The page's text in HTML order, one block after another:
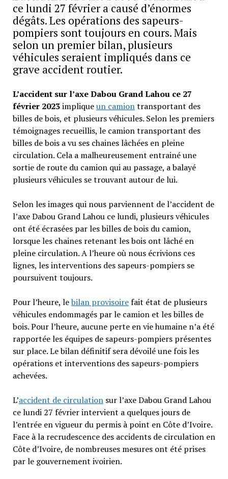
ce lundi 27 février a causé d’énormes
dégâts. Les opérations des sapeurs-
pompiers sont toujours en cours. Mais
selon un premier bilan, plusieurs
véhicules seraient impliqués dans ce
grave accident routier.
L’accident sur l’axe Dabou Grand Lahou ce 27
février 2023impliqueun camiontransportant des
billes de bois, et plusieurs véhicules. Selon les premiers
témoignages recueillis, le camion transportant des
billes de bois a vu ses chaines lâchées en pleine
circulation. Cela a malheureusement entrainé une
sortie de route du camion qui au passage, a balayé
plusieurs véhicules se trouvant autour de lui.
Selon les images qui nous parviennent de l’accident de
l’axe Dabou Grand Lahou ce lundi, plusieurs véhicules
ont été écrasées par les billes de bois du camion,
lorsque les chaines retenant les bois ont lâché en
pleine circulation. A l’heure où nous écrivions ces
lignes, les interventions des sapeurs-pompiers se
poursuivent toujours.
Pour l’heure, lebilan provisoirefait état de plusieurs
véhicules endommagés par le camion et les billes de
bois. Pour l’heure, aucune perte en vie humaine n’a été
rapportée les équipes de sapeurs-pompiers présentes
sur place. Le bilan définitif sera dévoilé une fois les
opérations et interventions des sapeurs-pompiers
achevées.
L’accident de circulationsur l’axe Dabou Grand Lahou
ce lundi 27 février intervient a quelques jours de
l’entrée en vigueur du permis à point en Côte d’Ivoire.
Face à la recrudescence des accidents de circulation en
Côte d’Ivoire, de nombreuses mesures ont été prises
par le gouvernement ivoirien.